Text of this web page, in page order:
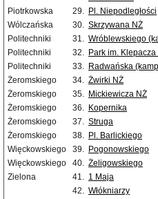
Piotrkowska
29. Pl. Niepodległości
Wólczańska
30. Skrzywana NŻ
Politechniki
31. Wróblewskiego
Politechniki
32. Park im. Klepacza
Politechniki
33. Radwańska
Żeromskiego
34. Żwirki NŻ
Żeromskiego
35. Mickiewicza NŻ
Żeromskiego
36. Kopernika
Żeromskiego
37. Struga
Żeromskiego
38. Pl. Barlickiego
Więckowskiego
39. Pogonowskiego
Więckowskiego
40. Żeligowskiego
Zielona
41. 1 Maja
42. Włókniarzy